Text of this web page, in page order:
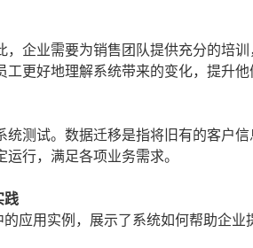
企业需要为销售团队提供充分的培
更好地理解系统带来的变化，提升他
测试。数据迁移是指将旧有的客户
行，满足各项业务需求。
践
应用实例，展示了系统如何帮助企业